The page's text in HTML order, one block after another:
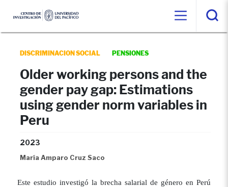
DISCRIMINACION SOCIAL PENSIONES
Older working persons and the
gender pay gap: Estimations
using gender norm variables in
Peru
2023
María Amparo Cruz Saco
Este estudio investigó la brecha salarial de género en Perú